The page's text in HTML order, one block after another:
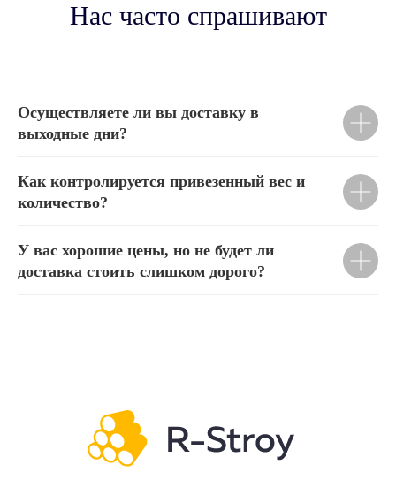
Нас часто спрашивают
Осуществляете ли вы доставку в
выходные дни?
Как контролируется привезенный вес и
количество?
У вас хорошие цены, но не будет ли
доставка стоить слишком дорого?